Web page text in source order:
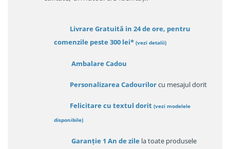
Livrare Gratuită in 24 de ore, pentru
comenzile peste 300 lei* (vezi detalii)
Ambalare Cadou
Personalizarea Cadourilorcu mesajul dorit
Felicitare cu textul dorit (vezi modelele
disponibile)
Garanție 1 An de zile la toate produsele